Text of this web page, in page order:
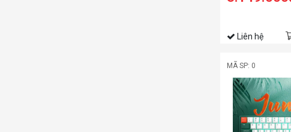
Liên hệ
MÃ SP: 0